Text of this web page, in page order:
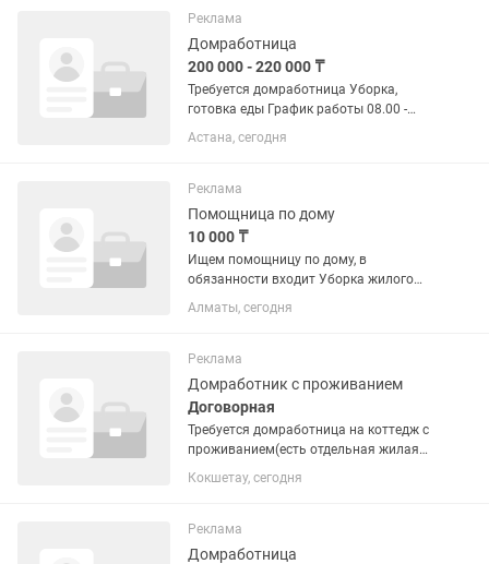
Реклама
Домработница
200 000 - 220 000 ₸
Требуется домработница Уборка,
готовка еды График работы 08.00 -
14.00 ЗП. 200 - 220 тыс.тг Город Астана
район Евразия За подробностями
Астана, сегодня
Реклама
Помощница по дому
10 000 ₸
Ищем помощницу по дому, в
обязанности входит Уборка жилого
дома 160 кв.м, глажка, И готовить на
Алматы, сегодня
Реклама
Домработник с проживанием
Договорная
Требуется домработница на коттедж с
проживанием(есть отдельная жилая
часть дома для персонала)Район
хасеновского рынка Возраст от 30
Зарплата договорная
Кокшетау, сегодня
Реклама
Домработница